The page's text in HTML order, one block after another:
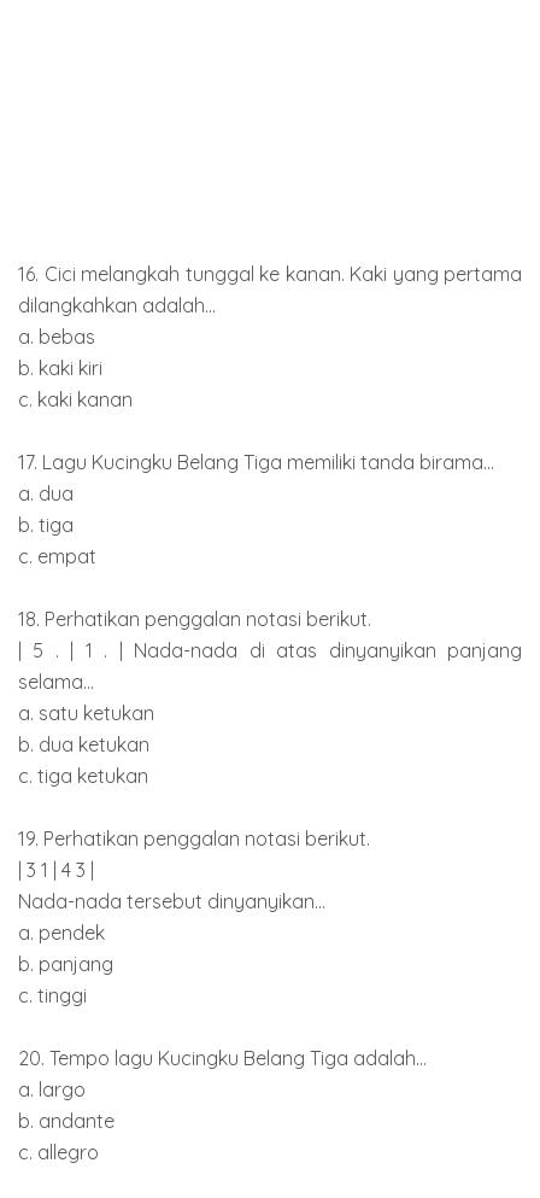
16. Cici melangkah tunggal ke kanan. Kaki yang pertama
dilangkahkan adalah...
a. bebas
b. kaki kiri
c. kaki kanan
17. Lagu Kucingku Belang Tiga memiliki tanda birama...
a. dua
b. tiga
c. empat
18. Perhatikan penggalan notasi berikut.
| 5 . | 1 . | Nada-nada di atas dinyanyikan panjang
selama...
a. satu ketukan
b. dua ketukan
c. tiga ketukan
19. Perhatikan penggalan notasi berikut.
| 3 1 | 4 3 |
Nada-nada tersebut dinyanyikan...
a. pendek
b. panjang
c. tinggi
20. Tempo lagu Kucingku Belang Tiga adalah...
a. largo
b. andante
c. allegro